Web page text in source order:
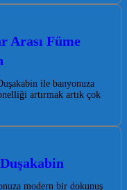
Arası Füme
ile banyonuza
artırmak artık çok
modern bir dokunuş